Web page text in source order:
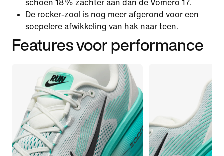
schoen 18% zachter aan dan de Vomero 17.
De rocker-zool is nog meer afgerond voor een
soepelere afwikkeling van hak naar teen.
Features voor performance